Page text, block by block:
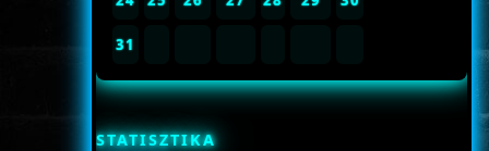
31
STATISZTIKA